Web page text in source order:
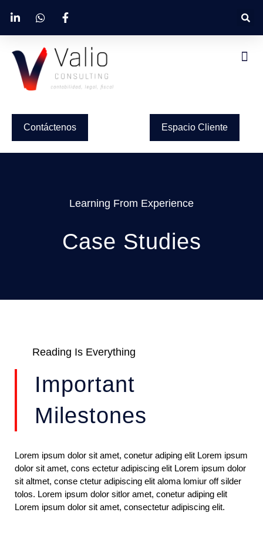
Contáctenos Espacio Cliente
Learning From Experience
Case Studies
Reading Is Everything
Important
Milestones
Lorem ipsum dolor sit amet, conetur adiping elit Lorem ipsum
dolor sit amet, cons ectetur adipiscing elit Lorem ipsum dolor
sit altmet, conse ctetur adipiscing elit aloma lomiur off silder
tolos. Lorem ipsum dolor sitlor amet, conetur adiping elit
Lorem ipsum dolor sit amet, consectetur adipiscing elit.